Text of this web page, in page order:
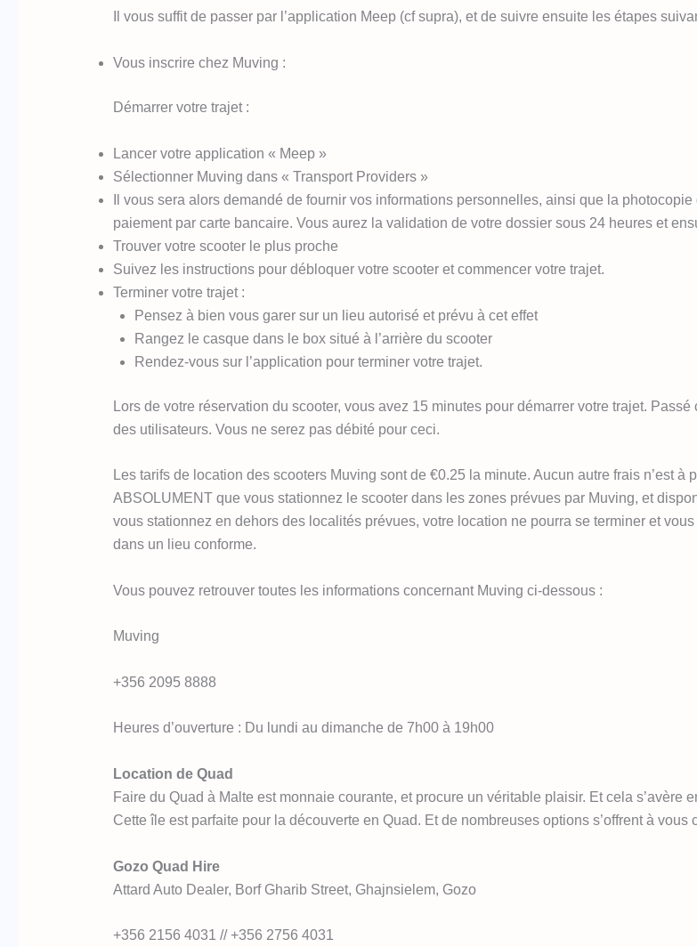
Il vous suffit de passer par l’application Meep (cf supra), et de suivre ensuite les étapes
Vous inscrire chez Muving :
Démarrer votre trajet :
Lancer votre application « Meep »
Sélectionner Muving dans « Transport Providers »
Il vous sera alors demandé de fournir vos informations personnelles, ainsi que la
paiement par carte bancaire. Vous aurez la validation de votre dossier sous 24 heures et
Trouver votre scooter le plus proche
Suivez les instructions pour débloquer votre scooter et commencer votre trajet.
Terminer votre trajet :
Pensez à bien vous garer sur un lieu autorisé et prévu à cet effet
Rangez le casque dans le box situé à l’arrière du scooter
Rendez-vous sur l’application pour terminer votre trajet.
Lors de votre réservation du scooter, vous avez 15 minutes pour démarrer votre trajet.
des utilisateurs. Vous ne serez pas débité pour ceci.
Les tarifs de location des scooters Muving sont de €0.25 la minute. Aucun autre frais n’est à
ABSOLUMENT que vous stationnez le scooter dans les zones prévues par Muving, et
vous stationnez en dehors des localités prévues, votre location ne pourra se terminer et
dans un lieu conforme.
Vous pouvez retrouver toutes les informations concernant Muving ci-dessous :
Muving
+356 2095 8888
Heures d’ouverture : Du lundi au dimanche de 7h00 à 19h00
Location de Quad
Faire du Quad à Malte est monnaie courante, et procure un véritable plaisir. Et cela s’avère
Cette île est parfaite pour la découverte en Quad. Et de nombreuses options s’offrent à
Gozo Quad Hire
Attard Auto Dealer, Borf Gharib Street, Ghajnsielem, Gozo
+356 2156 4031 // +356 2756 4031